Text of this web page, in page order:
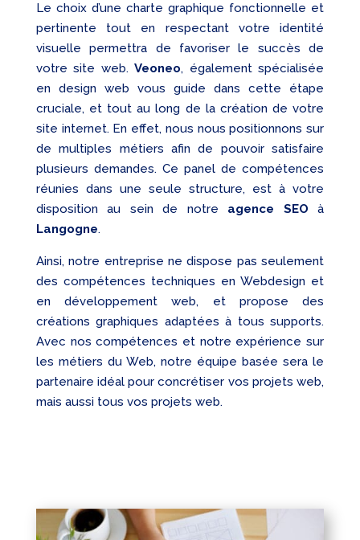
Le choix d’une charte graphique fonctionnelle et
pertinente tout en respectant votre identité
visuelle permettra de favoriser le succès de
votre site web.Veoneo, également spécialisée
en design web vous guide dans cette étape
cruciale, et tout au long de la création de votre
site internet. En effet, nous nous positionnons sur
de multiples métiers afin de pouvoir satisfaire
plusieurs demandes. Ce panel de compétences
réunies dans une seule structure, est à votre
disposition au sein de notre agence SEO à
Langogne.
Ainsi, notre entreprise ne dispose pas seulement
des compétences techniques en Webdesign et
en développement web, et propose des
créations graphiques adaptées à tous supports.
Avec nos compétences et notre expérience sur
les métiers du Web, notre équipe basée sera le
partenaire idéal pour concrétiser vos projets web,
mais aussi tous vos projets web.